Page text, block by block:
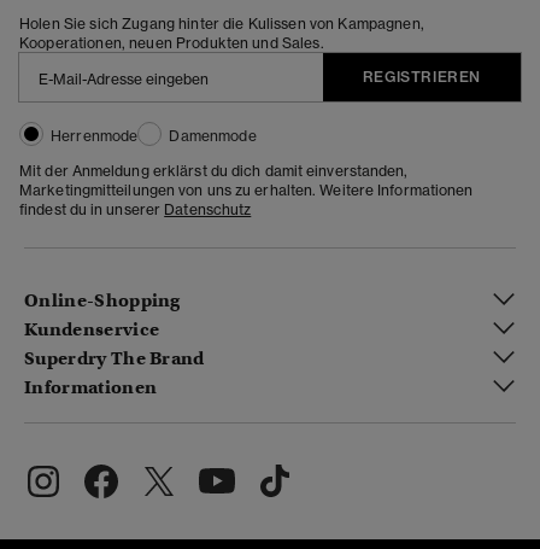
Holen Sie sich Zugang hinter die Kulissen von Kampagnen,
Kooperationen, neuen Produkten und Sales.
REGISTRIEREN
Herrenmode
Damenmode
Mit der Anmeldung erklärst du dich damit einverstanden,
Marketingmitteilungen von uns zu erhalten. Weitere Informationen
findest du in unserer Datenschutz
Online-Shopping
Kundenservice
Superdry The Brand
Informationen